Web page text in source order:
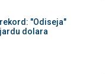
"Odiseja"
dolara